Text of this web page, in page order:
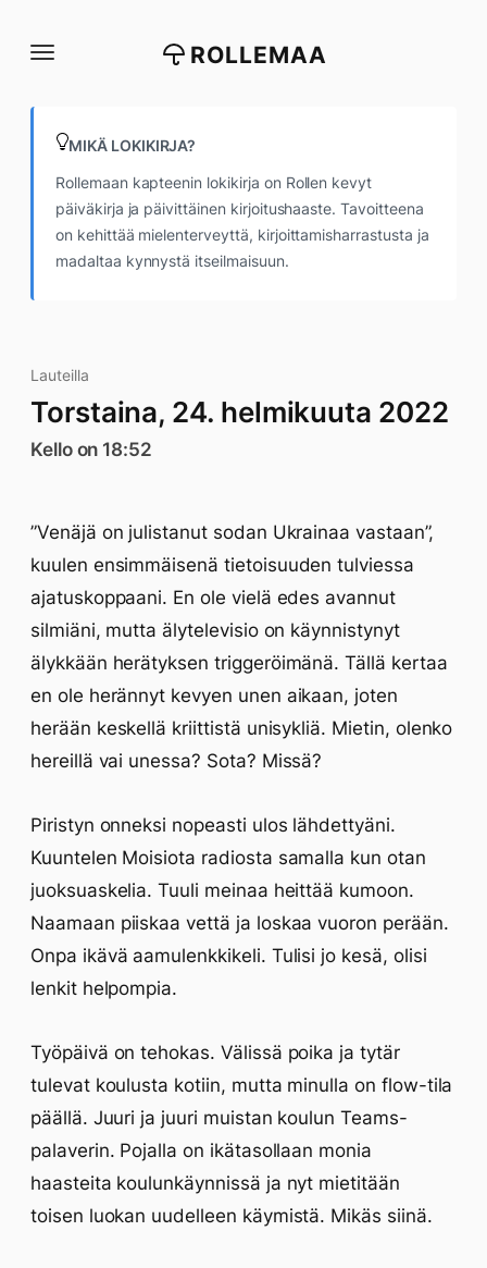
suoraan
ROLLEMAA
MIKÄ LOKIKIRJA?
Rollemaan kapteenin lokikirja on Rollen kevyt
päiväkirja ja päivittäinen kirjoitushaaste. Tavoitteena
on kehittää mielenterveyttä, kirjoittamisharrastusta ja
madaltaa kynnystä itseilmaisuun.
Lauteilla
Torstaina, 24. helmikuuta 2022
Kello on 18:52
”Venäjä on julistanut sodan Ukrainaa vastaan”,
kuulen ensimmäisenä tietoisuuden tulviessa
ajatuskoppaani. En ole vielä edes avannut
silmiäni, mutta älytelevisio on käynnistynyt
älykkään herätyksen triggeröimänä. Tällä kertaa
en ole herännyt kevyen unen aikaan, joten
herään keskellä kriittistä unisykliä. Mietin, olenko
hereillä vai unessa? Sota? Missä?
Piristyn onneksi nopeasti ulos lähdettyäni.
Kuuntelen Moisiota radiosta samalla kun otan
juoksuaskelia. Tuuli meinaa heittää kumoon.
Naamaan piiskaa vettä ja loskaa vuoron perään.
Onpa ikävä aamulenkkikeli. Tulisi jo kesä, olisi
lenkit helpompia.
Työpäivä on tehokas. Välissä poika ja tytär
tulevat koulusta kotiin, mutta minulla on flow-tila
päällä. Juuri ja juuri muistan koulun Teams-
palaverin. Pojalla on ikätasollaan monia
haasteita koulunkäynnissä ja nyt mietitään
toisen luokan uudelleen käymistä. Mikäs siinä.